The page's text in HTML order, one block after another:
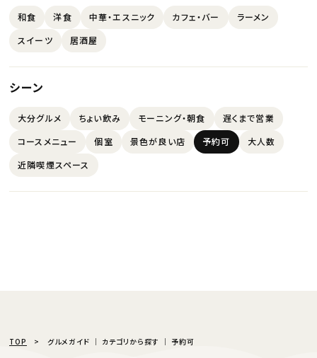
和食 洋食 中華・エスニック カフェ・バー
ラーメン
スイーツ
居酒屋
シーン
大分グルメ ちょい飲み モーニング・朝食
遅くまで営業
コースメニュー
個室 景色が良い店 予約可
大人数
近隣喫煙スペース
TOP グルメガイド │ カテゴリから探す │ 予約可